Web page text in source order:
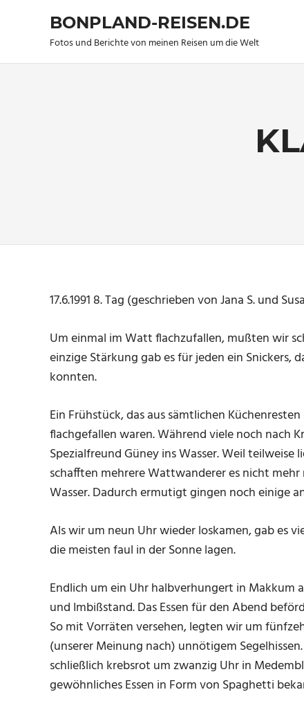
BONPLAND-REISEN.DE
Fotos und Berichte von meinen Reisen um die Welt
17.6.1991 8. Tag (geschrieben von Jana S. und
Um einmal im Watt flachzufallen, mußten wir
einzige Stärkung gab es für jeden ein Snickers,
konnten.
Ein Frühstück, das aus sämtlichen
flachgefallen waren. Während viele noch nach
Spezialfreund Güney ins Wasser. Weil
schafften mehrere Wattwanderer es nicht
Wasser. Dadurch ermutigt gingen noch einige
Als wir um neun Uhr wieder loskamen, gab es
die meisten faul in der Sonne lagen.
Endlich um ein Uhr halbverhungert in
und Imbißstand. Das Essen für den Abend
So mit Vorräten versehen, legten wir um
(unserer Meinung nach) unnötigem
schließlich krebsrot um zwanzig Uhr in
gewöhnliches Essen in Form von Spaghetti